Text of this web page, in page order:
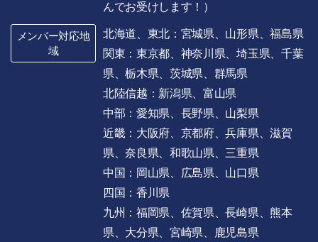
んでお受けします！）
メンバー対応地
域
北海道、東北：宮城県、山形県、福島県
関東：東京都、神奈川県、埼玉県、千葉
県、栃木県、茨城県、群馬県
北陸信越：新潟県、富山県
中部：愛知県、長野県、山梨県
近畿：大阪府、京都府、兵庫県、滋賀
県、奈良県、和歌山県、三重県
中国：岡山県、広島県、山口県
四国：香川県
九州：福岡県、佐賀県、長崎県、熊本
県、大分県、宮崎県、鹿児島県